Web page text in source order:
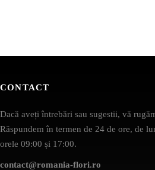
CONTACT
Dacă aveți întrebări sau sugestii, vă
Răspundem în termen de 24 de ore, de
orele 09:00 și 17:00.
contact@romania-flori.ro